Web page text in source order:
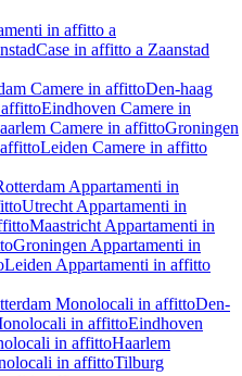
in affitto a
Case in affitto a Zaanstad
Camere in affittoDen-haag
Eindhoven Camere in
Camere in affittoGroningen
Leiden Camere in affitto
Appartamenti in
Utrecht Appartamenti in
Maastricht Appartamenti in
Groningen Appartamenti in
Leiden Appartamenti in affitto
Monolocali in affittoDen-
in affittoEindhoven
in affittoHaarlem
in affittoTilburg